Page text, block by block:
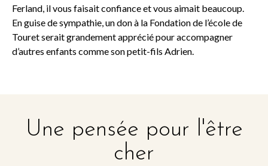
Ferland, il vous faisait confiance et vous aimait beaucoup.
En guise de sympathie, un don à la Fondation de l’école de
Touret serait grandement apprécié pour accompagner
d’autres enfants comme son petit-fils Adrien.
Une pensée pour l'être
cher